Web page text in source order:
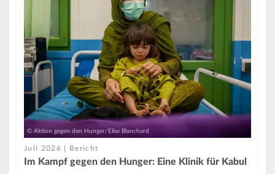
© Aktion gegen den Hunger/Elise Blanchard
Juli 2026 | Bericht
Im Kampf gegen den Hunger: Eine Klinik für Kabul